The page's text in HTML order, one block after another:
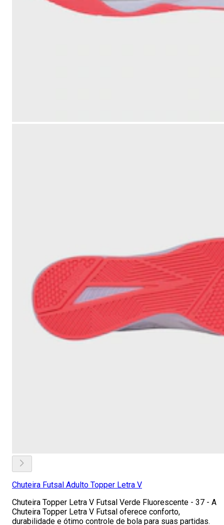
Chuteira Futsal Adulto Topper Letra V
Chuteira Topper Letra V Futsal Verde Fluorescente - 37 - A
Chuteira Topper Letra V Futsal oferece conforto,
durabilidade e ótimo controle de bola para suas partidas.